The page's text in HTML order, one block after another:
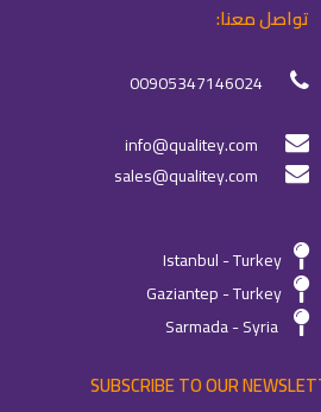
تواصل معنا:
00905347146024
info@qualitey.com
sales@qualitey.com
Istanbul - Turkey
Gaziantep - Turkey
Sarmada - Syria
SUBSCRIBE TO OUR